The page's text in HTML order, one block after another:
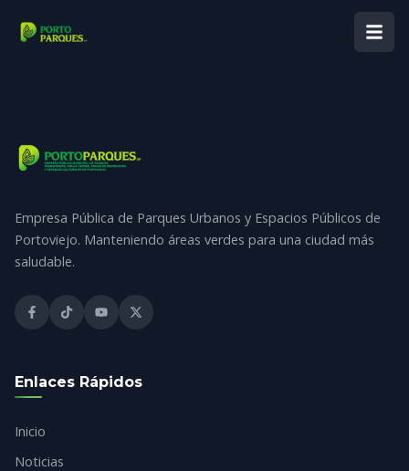
Empresa Pública de Parques Urbanos y Espacios Públicos de
Portoviejo. Manteniendo áreas verdes para una ciudad más
saludable.
Enlaces Rápidos
Inicio
Noticias